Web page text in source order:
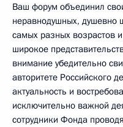
Ваш форум объединил
неравнодушных, душевно
самых разных возрастов
широкое
внимание убедительно
авторитете Российского
актуальность и
исключительно важной
сотрудники Фонда